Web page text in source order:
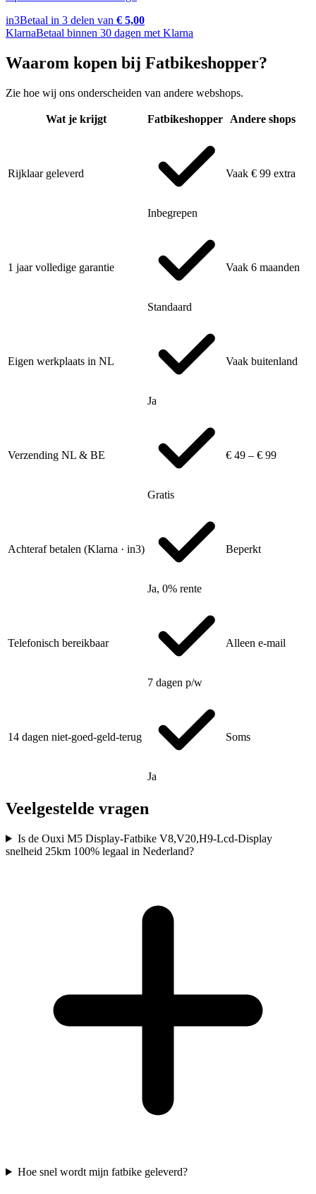
in3Betaal in 3 delen van € 5,00
KlarnaBetaal binnen 30 dagen met Klarna
Waarom kopen bij Fatbikeshopper?
Zie hoe wij ons onderscheiden van andere webshops.
Wat je krijgt Fatbikeshopper Andere shops
Rijklaar geleverd
Inbegrepen
Vaak € 99 extra
1 jaar volledige garantie
Standaard
Vaak 6 maanden
Eigen werkplaats in NL
Ja
Vaak buitenland
Verzending NL & BE
Gratis
€ 49 – € 99
Achteraf betalen (Klarna · in3)
Ja, 0% rente
Beperkt
Telefonisch bereikbaar
7 dagen p/w
Alleen e-mail
14 dagen niet-goed-geld-terug
Ja
Soms
Veelgestelde vragen
Is de Ouxi M5 Display-Fatbike V8,V20,H9-Lcd-Display
snelheid 25km 100% legaal in Nederland?
Hoe snel wordt mijn fatbike geleverd?